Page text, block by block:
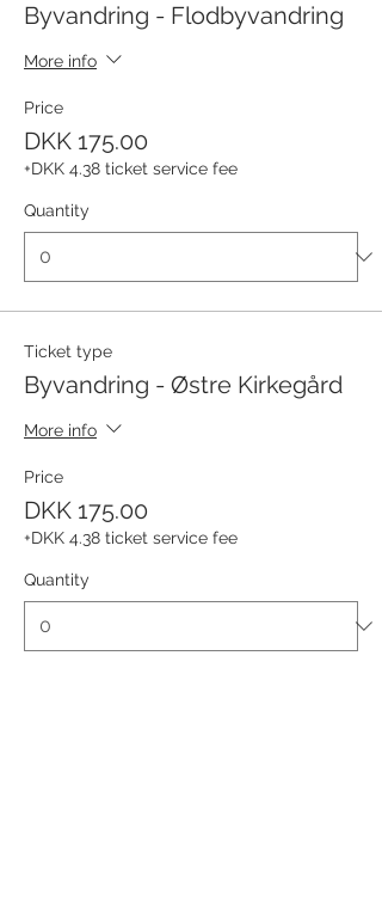
Byvandring - Flodbyvandring
More info
Price
DKK 175.00
+DKK 4.38 ticket service fee
Quantity
Ticket type
Byvandring - Østre Kirkegård
More info
Price
DKK 175.00
+DKK 4.38 ticket service fee
Quantity